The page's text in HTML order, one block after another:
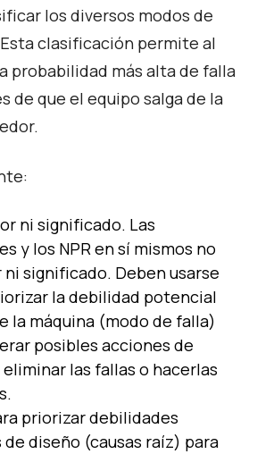
los diversos modos de
clasificación permite al
probabilidad más alta de falla
de que el equipo salga de la
ni significado. Las
y los NPR en sí mismos no
significado. Deben usarse
la debilidad potencial
la máquina (modo de falla)
posibles acciones de
las fallas o hacerlas
priorizar debilidades
diseño (causas raíz) para